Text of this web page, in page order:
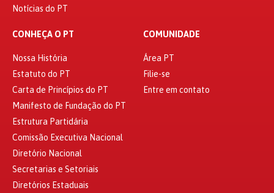
Notícias do PT
CONHEÇA O PT
Nossa História
Estatuto do PT
Carta de Princípios do PT
Manifesto de Fundação do PT
Estrutura Partidária
Comissão Executiva Nacional
Diretório Nacional
Secretarias e Setoriais
Diretórios Estaduais
COMUNIDADE
Área PT
Filie-se
Entre em contato